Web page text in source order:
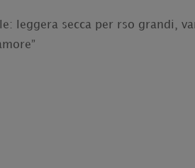
leggera secca per rso grandi,